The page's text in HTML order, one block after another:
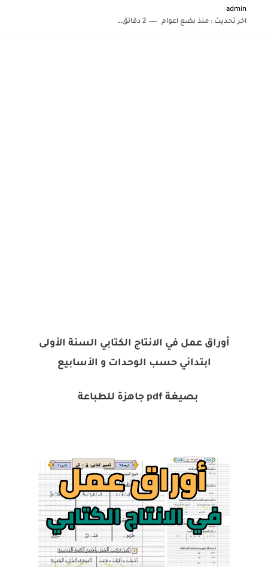
admin
اخر تحديث :منذ بضع اعوام 2 دقائق للقراءة
أوراق عمل في الانتاج الكتابي السنة الأولى
ابتدائيحسب الوحدات و الأسابيع
بصيغة pdf جاهزة للطباعة